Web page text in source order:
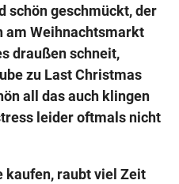
schön geschmückt, der
am Weihnachtsmarkt
draußen schneit,
zu Last Christmas
all das auch klingen
leider oftmals nicht
kaufen, raubt viel Zeit